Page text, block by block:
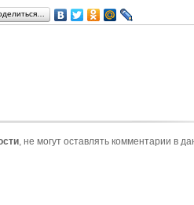
, не могут оставлять комментарии в